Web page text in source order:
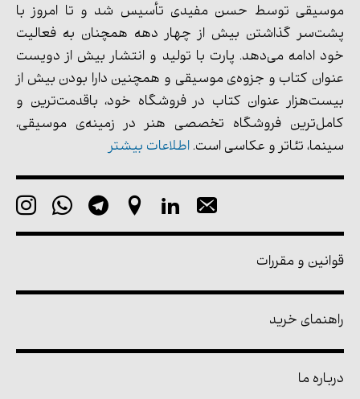
موسیقی توسط حسن مفیدی تأسیس شد و تا امروز با
پشت‌سر گذاشتن بیش از چهار دهه همچنان به فعالیت
خود ادامه می‌دهد. پارت با تولید و انتشار بیش از دویست
عنوان کتاب و جزوه‌ی موسیقی و همچنین دارا بودن بیش از
بیست‌هزار عنوان کتاب در فروشگاه خود، باقدمت‌ترین و
کامل‌ترین فروشگاه تخصصی هنر در زمینه‌ی موسیقی،
سینما، تئاتر و عکاسی است. اطلاعات بیشتر
قوانین و مقررات
راهنمای خرید
درباره ما